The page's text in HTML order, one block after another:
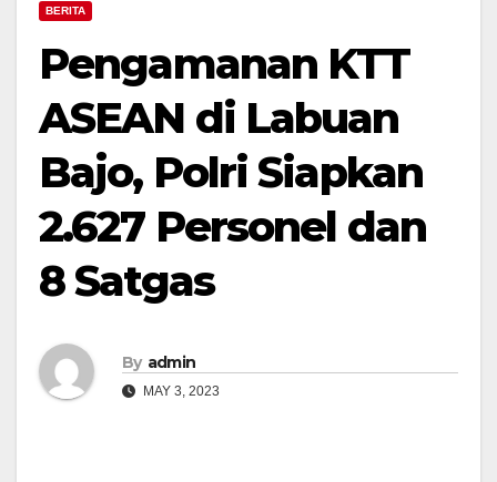
BERITA
Pengamanan KTT
ASEAN di Labuan
Bajo, Polri Siapkan
2.627 Personel dan
8 Satgas
By admin
MAY 3, 2023